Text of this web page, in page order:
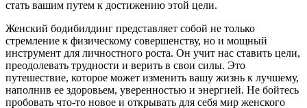
стать вашим путем к достижению этой цели.
Женский бодибилдинг представляет собой не только
стремление к физическому совершенству, но и мощный
инструмент для личностного роста. Он учит нас ставить цели,
преодолевать трудности и верить в свои силы. Это
путешествие, которое может изменить вашу жизнь к лучшему,
наполнив ее здоровьем, уверенностью и энергией. Не бойтесь
пробовать что-то новое и открывать для себя мир женского